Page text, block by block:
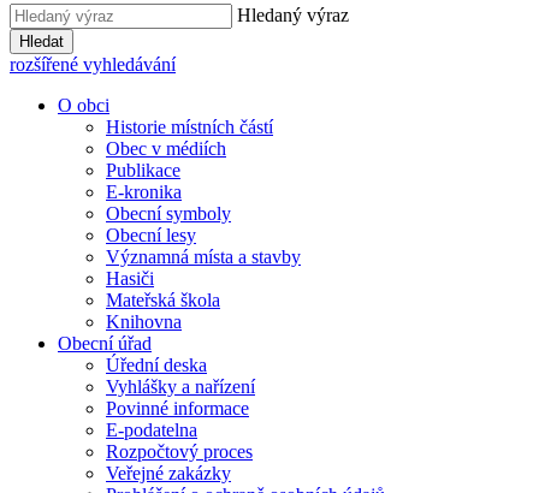
Hledaný výraz
Hledat
rozšířené vyhledávání
O obci
Historie místních částí
Obec v médiích
Publikace
E-kronika
Obecní symboly
Obecní lesy
Významná místa a stavby
Hasiči
Mateřská škola
Knihovna
Obecní úřad
Úřední deska
Vyhlášky a nařízení
Povinné informace
E-podatelna
Rozpočtový proces
Veřejné zakázky